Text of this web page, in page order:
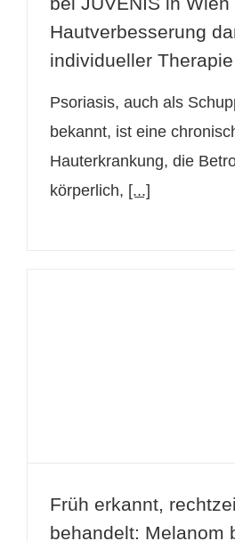
Hautverbesserung
individueller Therapie
Psoriasis, auch als
bekannt, ist eine
Hauterkrankung, die
körperlich, [...]
Früh erkannt,
behandelt: Melanom